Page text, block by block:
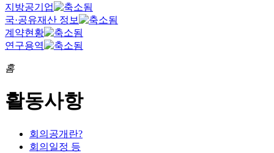
지방공기업
국·공유재산 정보
계약현황
연구용역
홈
활동사항
회의공개란?
회의일정 등